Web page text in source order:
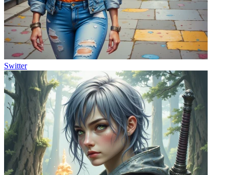
Switter